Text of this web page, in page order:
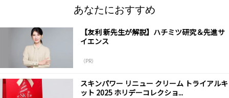
あなたにおすすめ
【友利 新先生が解説】ハチミツ研究＆先進サ
イエンス
（PR）
スキンパワー リニュー クリーム トライアルキ
ット 2025 ホリデーコレクショ...